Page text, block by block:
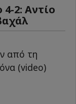
2: Αντίο